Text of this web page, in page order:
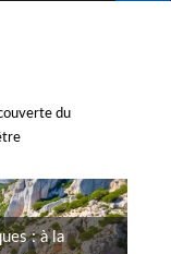
du
: à la